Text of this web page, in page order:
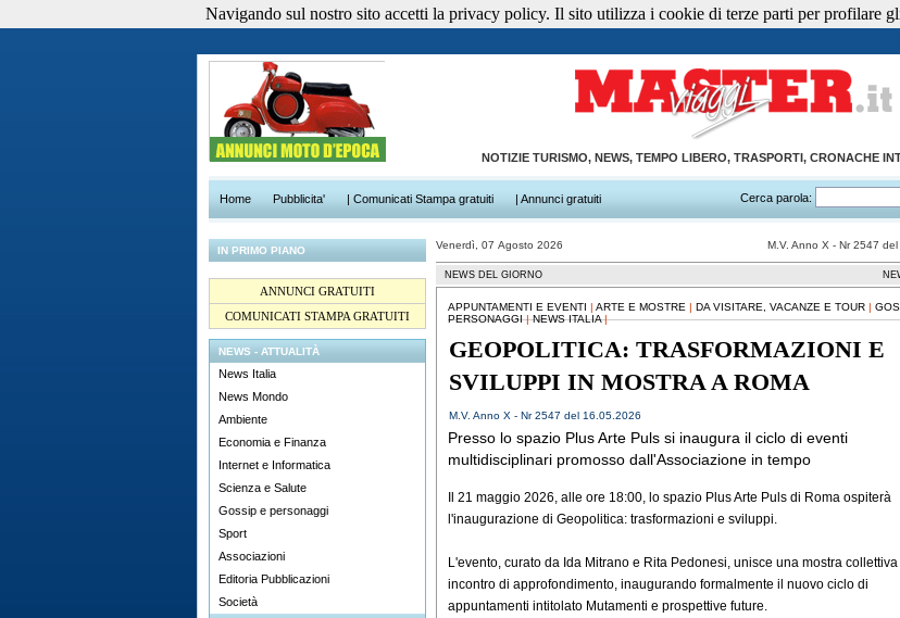
NOTIZIE TURISMO, NEWS, TEMPO LIBERO, TRASPORTI, CRONACHE
Home Pubblicita' | Comunicati Stampa gratuiti | Annunci gratuiti Cerca parola:
IN PRIMO PIANO
ANNUNCI GRATUITI
COMUNICATI STAMPA GRATUITI
NEWS - ATTUALITÀ
News Italia
News Mondo
Ambiente
Economia e Finanza
Internet e Informatica
Scienza e Salute
Gossip e personaggi
Sport
Associazioni
Editoria Pubblicazioni
Società
Venerdì, 07 Agosto 2026 M.V. Anno X - Nr 2547
NEWS DEL GIORNO
APPUNTAMENTI E EVENTI | ARTE E MOSTRE | DA VISITARE, VACANZE E TOUR |
PERSONAGGI|NEWS ITALIA|
GEOPOLITICA: TRASFORMAZIONI E
SVILUPPI IN MOSTRA A ROMA
M.V. Anno X - Nr 2547 del 16.05.2026
Presso lo spazio Plus Arte Puls si inaugura il ciclo di eventi
multidisciplinari promosso dall'Associazione in tempo
Il 21 maggio 2026, alle ore 18:00, lo spazio Plus Arte Puls di Roma ospiterà
l'inaugurazione di Geopolitica: trasformazioni e sviluppi.
L'evento, curato da Ida Mitrano e Rita Pedonesi, unisce una mostra collettiva
incontro di approfondimento, inaugurando formalmente il nuovo ciclo di
appuntamenti intitolato Mutamenti e prospettive future.
Navigando sul nostro sito accetti la privacy policy. Il sito utilizza i cookie di terze parti per profilare